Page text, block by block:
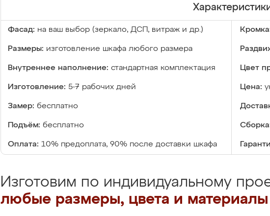
Фасад: на ваш выбор (зеркало, ДСП, витраж и др.)
Размеры: изготовление шкафа любого размера
Внутреннее наполнение: стандартная комплектация Цвет
Изготовление: 5-7 рабочих дней Цена:
Замер: бесплатно
Подъём: бесплатно
Оплата: 10% предоплата, 90% после доставки шкафа
Изготовим по индивидуальному
любые размеры, цвета и материалы